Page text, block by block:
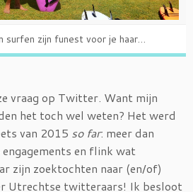
surfen zijn funest voor je haar…
vraag op Twitter. Want mijn
het toch wel weten? Het werd
van 2015 so far: meer dan
en flink wat
zijn zoektochten naar (en/of)
Utrechtse twitteraars! Ik besloot